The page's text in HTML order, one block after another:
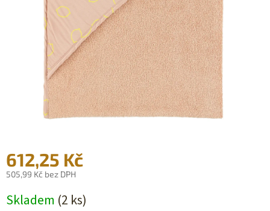
612,25 Kč
505,99 Kč bez DPH
cena:
Skladem (2 ks)